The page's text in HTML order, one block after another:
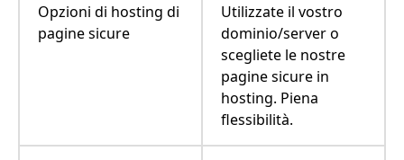
Opzioni di hosting di
pagine sicure
Utilizzate il vostro
dominio/server o
scegliete le nostre
pagine sicure in
hosting. Piena
flessibilità.